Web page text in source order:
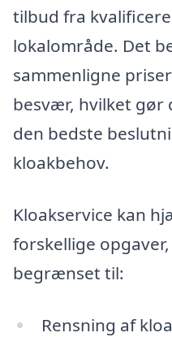
tilbud fra
lokalområde. Det
sammenligne
besvær, hvilket
den bedste
kloakbehov.
Kloakservice kan
forskellige
begrænset til:
Rensning af